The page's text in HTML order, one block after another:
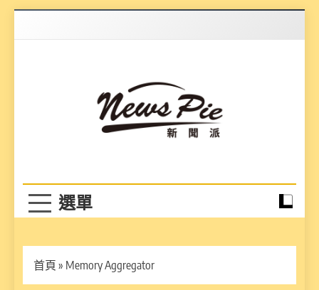
首頁 » Memory Aggregator